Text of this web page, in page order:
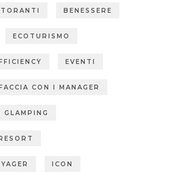
BENESSERE
ECOTURISMO
EVENTI
CON I MANAGER
GLAMPING
ICON